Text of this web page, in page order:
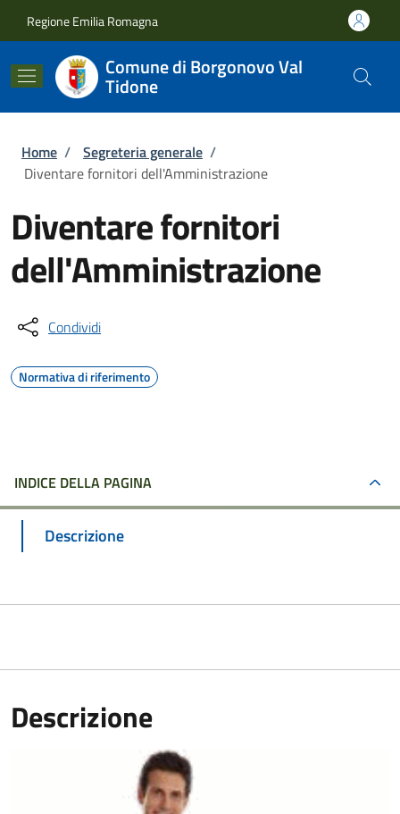
Regione Emilia Romagna
Comune di Borgonovo Val
Tidone
Briciole di pane
Home / Segreteria generale /
Diventare fornitori dell'Amministrazione
Diventare fornitori
dell'Amministrazione
Condividi
Normativa di riferimento
INDICE DELLA PAGINA
Descrizione
Descrizione